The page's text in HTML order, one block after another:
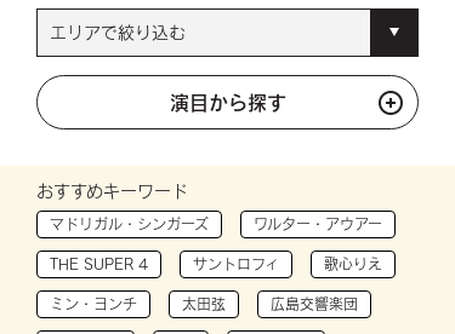
演目から探す
おすすめキーワード
マドリガル・シンガーズ ワルター・アウアー
THE SUPER 4 サントロフィ 歌心りえ
ミン・ヨンチ 太田弦 広島交響楽団